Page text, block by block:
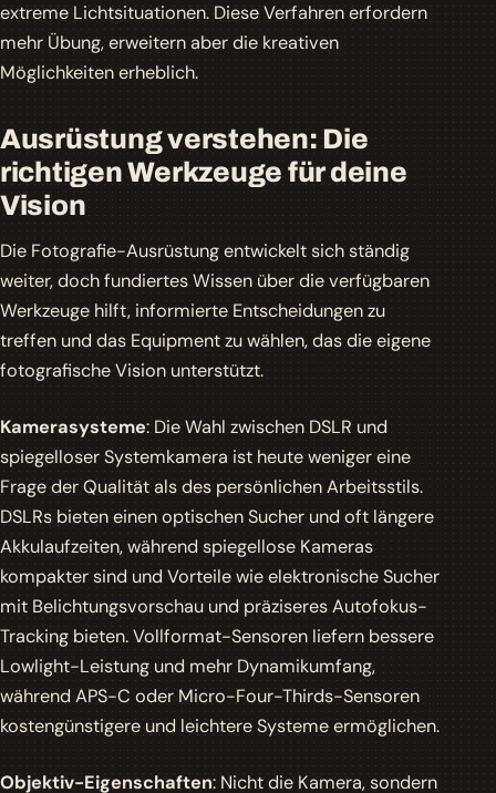
extreme Lichtsituationen. Diese Verfahren erfordern
mehr Übung, erweitern aber die kreativen
Möglichkeiten erheblich.
Ausrüstung verstehen: Die
richtigen Werkzeuge für deine
Vision
Die Fotografie-Ausrüstung entwickelt sich ständig
weiter, doch fundiertes Wissen über die verfügbaren
Werkzeuge hilft, informierte Entscheidungen zu
treffen und das Equipment zu wählen, das die eigene
fotografische Vision unterstützt.
Kamerasysteme: Die Wahl zwischen DSLR und
spiegelloser Systemkamera ist heute weniger eine
Frage der Qualität als des persönlichen Arbeitsstils.
DSLRs bieten einen optischen Sucher und oft längere
Akkulaufzeiten, während spiegellose Kameras
kompakter sind und Vorteile wie elektronische Sucher
mit Belichtungsvorschau und präziseres Autofokus-
Tracking bieten. Vollformat-Sensoren liefern bessere
Lowlight-Leistung und mehr Dynamikumfang,
während APS-C oder Micro-Four-Thirds-Sensoren
kostengünstigere und leichtere Systeme ermöglichen.
Objektiv-Eigenschaften: Nicht die Kamera, sondern